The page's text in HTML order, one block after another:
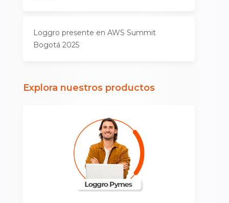
Loggro presente en AWS Summit
Bogotá 2025
Explora nuestros productos